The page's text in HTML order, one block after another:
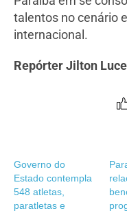
talentos no cenário
internacional.
Repórter Jilton
Governo do
Estado contempla
548 atletas,
paratletas e